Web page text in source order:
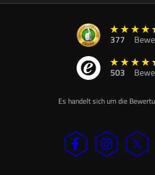
377
503
Es handelt sich um die